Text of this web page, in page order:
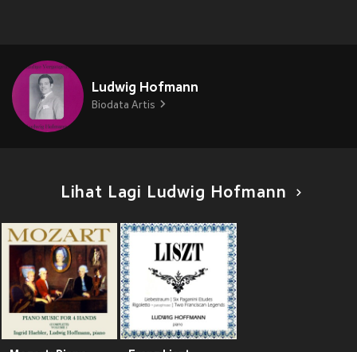
Ludwig Hofmann
Biodata Artis
Lihat Lagi Ludwig Hofmann